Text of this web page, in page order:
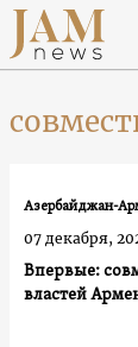
Впервые:
властей
Азербайджан-
07 декабря,